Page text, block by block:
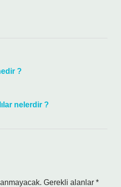
?
nelerdir ?
Gerekli alanlar *